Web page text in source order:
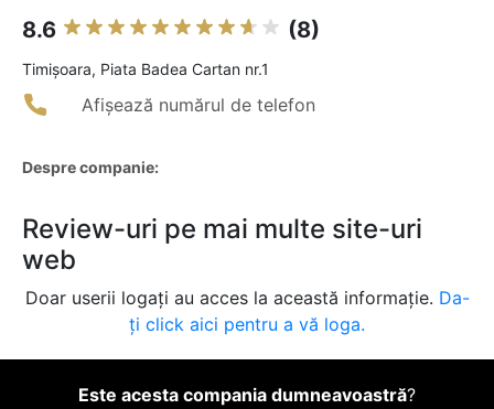
8.6 (8)
Timişoara, Piata Badea Cartan nr.1
Afișează numărul de telefon
Despre companie:
Review-uri pe mai multe site-uri
web
Doar userii logați au acces la această informație. Da-
ți click aici pentru a vă loga.
Este acesta compania dumneavoastră?